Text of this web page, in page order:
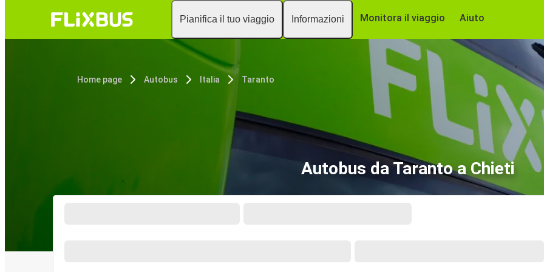
Pianifica il tuo viaggio Informazioni Monitora il viaggio Aiuto
Home page Autobus Italia Taranto
Autobus da Taranto a Chieti